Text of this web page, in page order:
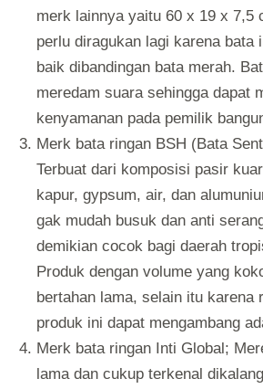
merk lainnya yaitu 60 x 19 x 7,5
perlu diragukan lagi karena bata
baik dibandingan bata merah.
meredam suara sehingga dapat
kenyamanan pada pemilik
Merk bata ringan BSH (Bata
Terbuat dari komposisi pasir
kapur, gypsum, air, dan
gak mudah busuk dan anti
demikian cocok bagi daerah
Produk dengan volume yang
bertahan lama, selain itu karena
produk ini dapat mengambang
Merk bata ringan Inti Global;
lama dan cukup terkenal